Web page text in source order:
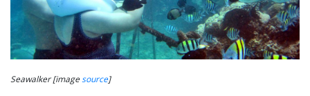
Seawalker [imagesource]